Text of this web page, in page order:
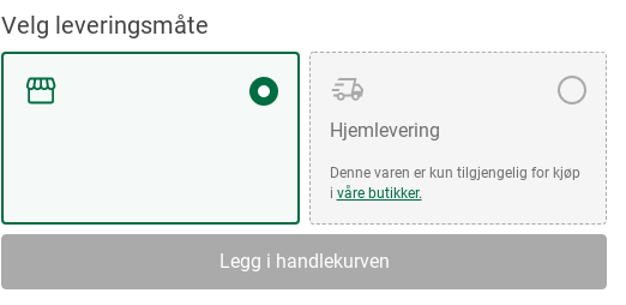
Velg leveringsmåte
Hjemlevering
Denne varen er kun tilgjengelig for kjøp
i våre butikker.
Legg i handlekurven